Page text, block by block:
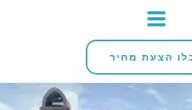
הצעת מחיר